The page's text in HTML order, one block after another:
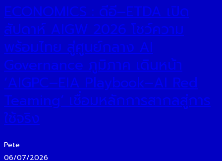
ECONOMICS : ดีอี–ETDA เปิด
สัปดาห์ AIGW 2026 โชว์ความ
พร้อมไทย สู่ศูนย์กลาง AI
Governance ภูมิภาค เดินหน้า
‘AIGPC–EIA Playbook–AI Red
Teaming’ เชื่อมหลักการสากลสู่การ
ใช้จริง
Pete
06/07/2026